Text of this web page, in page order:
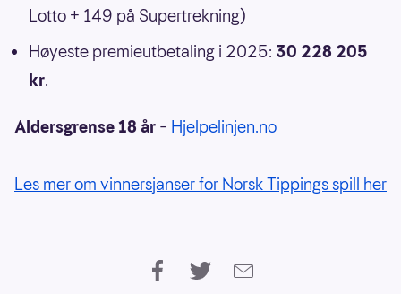
Lotto + 149 på Supertrekning)
Høyeste premieutbetaling i 2025: 30 228 205
kr.
Aldersgrense 18 år – Hjelpelinjen.no
Les mer om vinnersjanser for Norsk Tippings spill her